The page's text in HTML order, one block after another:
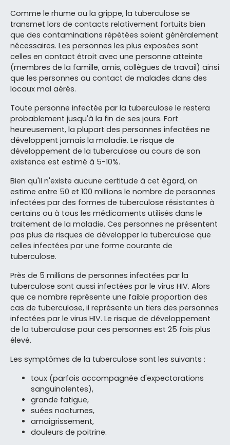
Comme le rhume ou la grippe, la tuberculose se
transmet lors de contacts relativement fortuits bien
que des contaminations répétées soient généralement
nécessaires. Les personnes les plus exposées sont
celles en contact étroit avec une personne atteinte
(membres de la famille, amis, collègues de travail) ainsi
que les personnes au contact de malades dans des
locaux mal aérés.
Toute personne infectée par la tuberculose le restera
probablement jusqu'à la fin de ses jours. Fort
heureusement, la plupart des personnes infectées ne
développent jamais la maladie. Le risque de
développement de la tuberculose au cours de son
existence est estimé à 5-10%.
Bien qu'il n'existe aucune certitude à cet égard, on
estime entre 50 et 100 millions le nombre de personnes
infectées par des formes de tuberculose résistantes à
certains ou à tous les médicaments utilisés dans le
traitement de la maladie. Ces personnes ne présentent
pas plus de risques de développer la tuberculose que
celles infectées par une forme courante de
tuberculose.
Près de 5 millions de personnes infectées par la
tuberculose sont aussi infectées par le virus HIV. Alors
que ce nombre représente une faible proportion des
cas de tuberculose, il représente un tiers des personnes
infectées par le virus HIV. Le risque de développement
de la tuberculose pour ces personnes est 25 fois plus
élevé.
Les symptômes de la tuberculose sont les suivants :
toux (parfois accompagnée d'expectorations
sanguinolentes),
grande fatigue,
suées nocturnes,
amaigrissement,
douleurs de poitrine.